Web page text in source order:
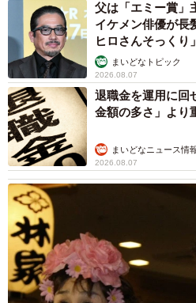
父は「エミー賞
イケメン俳優が長
ヒロさんそっくり
まいどなトピック
2026.08.07
退職金を運用に回
金額の多さ」より
まいどなニュース情
2026.08.07